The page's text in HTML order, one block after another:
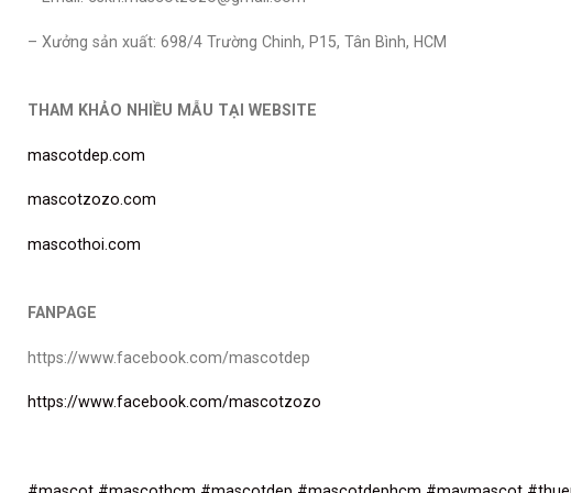
– Xưởng sản xuất: 698/4 Trường Chinh, P15, Tân Bình, HCM
THAM KHẢO NHIỀU MẪU TẠI WEBSITE
mascotdep.com
mascotzozo.com
mascothoi.com
FANPAGE
https://www.facebook.com/mascotdep
https://www.facebook.com/mascotzozo